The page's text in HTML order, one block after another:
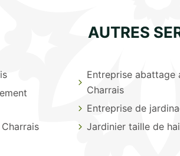
AUTRES
Entreprise abattage
Charrais
Entreprise de
Jardinier taille de